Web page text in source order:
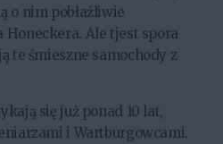
o nim pobłażliwie
Ale tjest spora
te śmieszne samochody z
się już ponad 10 lat,
i Wartburgowcami.